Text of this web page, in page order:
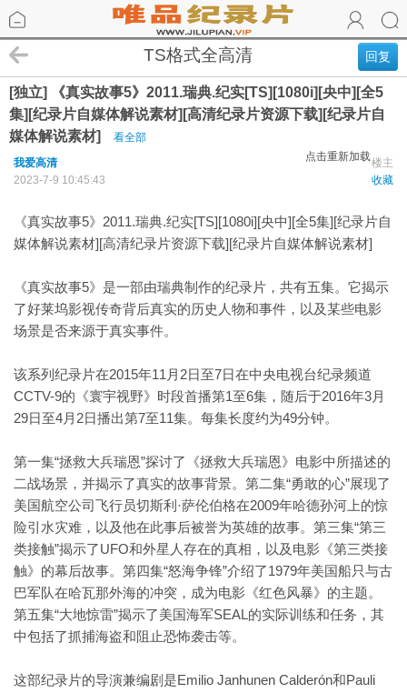
回复
TS格式全高清
[独立] 《真实故事5》2011.瑞典.纪实[TS][1080i][央中][全5
集][纪录片自媒体解说素材][高清纪录片资源下载][纪录片自
媒体解说素材]
看全部
点击重新加载楼主
我爱高清
收藏
2023-7-9 10:45:43
《真实故事5》2011.瑞典.纪实[TS][1080i][央中][全5集][纪录片自
媒体解说素材][高清纪录片资源下载][纪录片自媒体解说素材]
《真实故事5》是一部由瑞典制作的纪录片，共有五集。它揭示
了好莱坞影视传奇背后真实的历史人物和事件，以及某些电影
场景是否来源于真实事件。
该系列纪录片在2015年11月2日至7日在中央电视台纪录频道
CCTV-9的《寰宇视野》时段首播第1至6集，随后于2016年3月
29日至4月2日播出第7至11集。每集长度约为49分钟。
第一集“拯救大兵瑞恩”探讨了《拯救大兵瑞恩》电影中所描述的
二战场景，并揭示了真实的故事背景。第二集“勇敢的心”展现了
美国航空公司飞行员切斯利·萨伦伯格在2009年哈德孙河上的惊
险引水灾难，以及他在此事后被誉为英雄的故事。第三集“第三
类接触”揭示了UFO和外星人存在的真相，以及电影《第三类接
触》的幕后故事。第四集“怒海争锋”介绍了1979年美国船只与古
巴军队在哈瓦那外海的冲突，成为电影《红色风暴》的主题。
第五集“大地惊雷”揭示了美国海军SEAL的实际训练和任务，其
中包括了抓捕海盗和阻止恐怖袭击等。
这部纪录片的导演兼编剧是Emilio Janhunen Calderón和Pauli